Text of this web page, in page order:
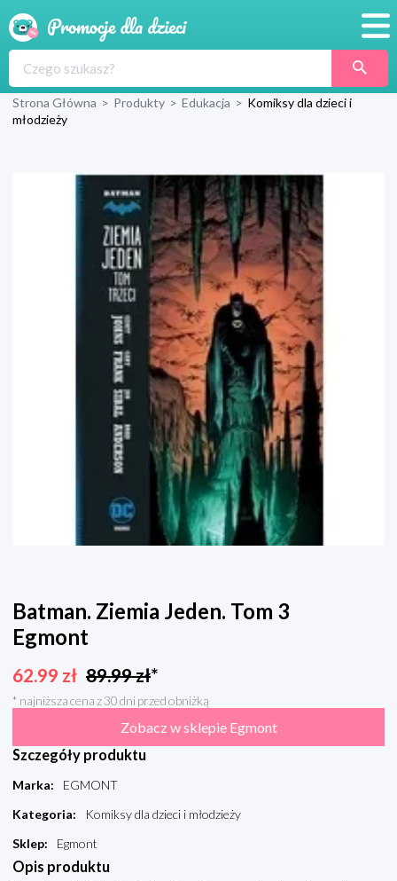
Produkty
Blog
Wyprawka
Strona Główna > Produkty > Edukacja > Komiksy dla dzieci i
młodzieży
Batman. Ziemia Jeden. Tom 3
Egmont
62.99 zł 89.99zł*
* najniższa cena z 30 dni przed obniżką
Zobacz w sklepie Egmont
Szczegóły produktu
Marka:
EGMONT
Kategoria:
Komiksy dla dzieci i młodzieży
Sklep: Egmont
Opis produktu